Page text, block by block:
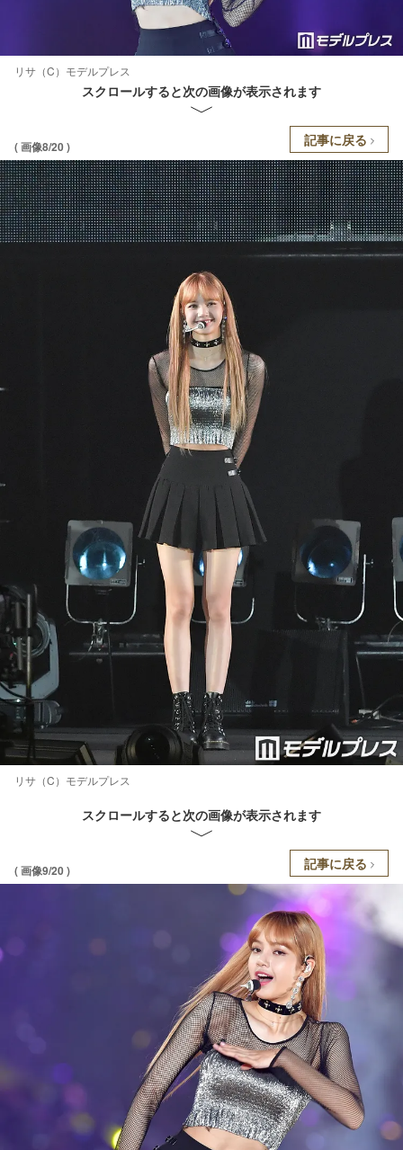
リサ（C）モデルプレス
スクロールすると次の画像が表示されます
( 画像8/20 ) 記事に戻る
リサ（C）モデルプレス
スクロールすると次の画像が表示されます
( 画像9/20 ) 記事に戻る